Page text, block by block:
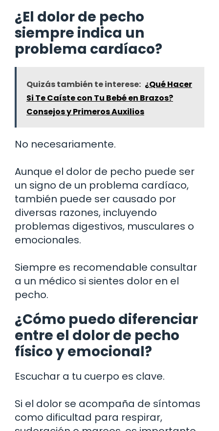
¿El dolor de pecho
siempre indica un
problema cardíaco?
Quizás también te interese: ¿Qué Hacer
Si Te Caíste con Tu Bebé en Brazos?
Consejos y Primeros Auxilios
No necesariamente.
Aunque el dolor de pecho puede ser
un signo de un problema cardíaco,
también puede ser causado por
diversas razones, incluyendo
problemas digestivos, musculares o
emocionales.
Siempre es recomendable consultar
a un médico si sientes dolor en el
pecho.
¿Cómo puedo diferenciar
entre el dolor de pecho
físico y emocional?
Escuchar a tu cuerpo es clave.
Si el dolor se acompaña de síntomas
como dificultad para respirar,